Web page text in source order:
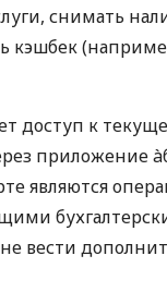
снимать
кэшбек
доступ к
приложение
являются
вести